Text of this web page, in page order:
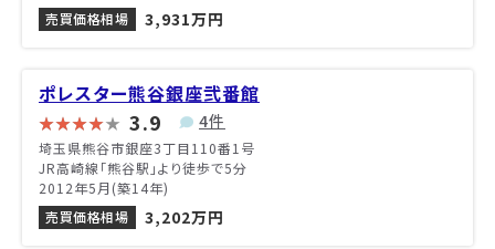
売買価格相場
3,931万円
ポレスター熊谷銀座弐番館
3.9 4件
埼玉県熊谷市銀座3丁目110番1号
JR高崎線「熊谷駅」より徒歩で5分
2012年5月(築14年)
売買価格相場
3,202万円